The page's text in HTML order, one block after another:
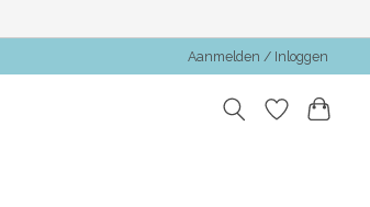
Aanmelden / Inloggen